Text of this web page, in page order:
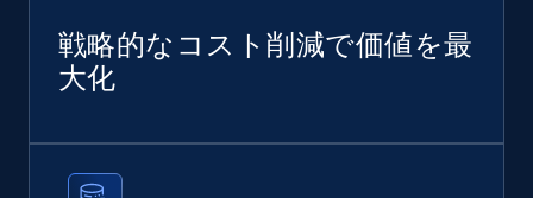
戦略的なコスト削減で価値を最
大化